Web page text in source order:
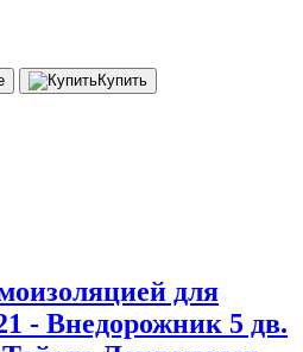
Купить
для
- Внедорожник 5 дв.